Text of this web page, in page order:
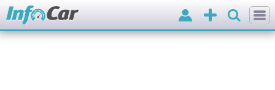
Додати
оголошення
Вхід